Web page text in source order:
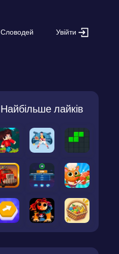
Словодей Увійти
Найбільше лайків